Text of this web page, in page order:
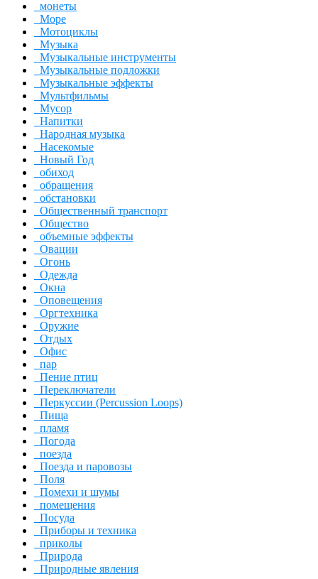
монеты
Море
Мотоциклы
Музыка
Музыкальные инструменты
Музыкальные подложки
Музыкальные эффекты
Мультфильмы
Мусор
Напитки
Народная музыка
Насекомые
Новый Год
обиход
обращения
обстановки
Общественный транспорт
Общество
объемные эффекты
Овации
Огонь
Одежда
Окна
Оповещения
Оргтехника
Оружие
Отдых
Офис
пар
Пение птиц
Переключатели
Перкуссии (Percussion Loops)
Пища
пламя
Погода
поезда
Поезда и паровозы
Поля
Помехи и шумы
помещения
Посуда
Приборы и техника
приколы
Природа
Природные явления